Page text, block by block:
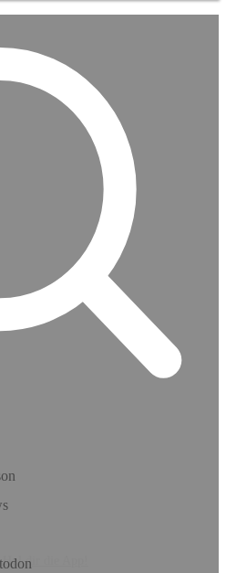
Hol dir die App!